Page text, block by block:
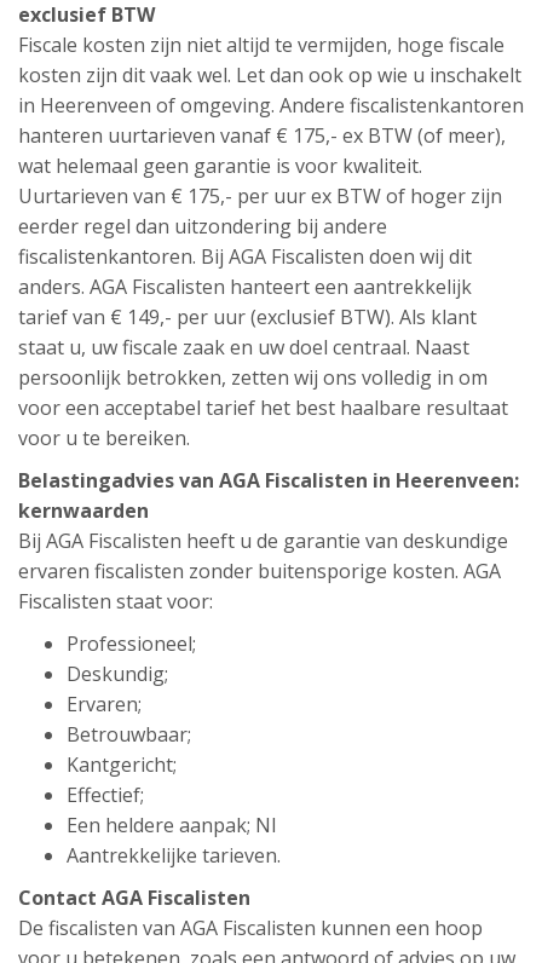
exclusief BTW
Fiscale kosten zijn niet altijd te vermijden, hoge fiscale
kosten zijn dit vaak wel. Let dan ook op wie u inschakelt
in Heerenveen of omgeving. Andere fiscalistenkantoren
hanteren uurtarieven vanaf € 175,- ex BTW (of meer),
wat helemaal geen garantie is voor kwaliteit.
Uurtarieven van € 175,- per uur ex BTW of hoger zijn
eerder regel dan uitzondering bij andere
fiscalistenkantoren. Bij AGA Fiscalisten doen wij dit
anders. AGA Fiscalisten hanteert een aantrekkelijk
tarief van € 149,- per uur (exclusief BTW). Als klant
staat u, uw fiscale zaak en uw doel centraal. Naast
persoonlijk betrokken, zetten wij ons volledig in om
voor een acceptabel tarief het best haalbare resultaat
voor u te bereiken.
Belastingadvies van AGA Fiscalisten in Heerenveen:
kernwaarden
Bij AGA Fiscalisten heeft u de garantie van deskundige
ervaren fiscalisten zonder buitensporige kosten. AGA
Fiscalisten staat voor:
Professioneel;
Deskundig;
Ervaren;
Betrouwbaar;
Kantgericht;
Effectief;
Een heldere aanpak; Nl
Aantrekkelijke tarieven.
Contact AGA Fiscalisten
De fiscalisten van AGA Fiscalisten kunnen een hoop